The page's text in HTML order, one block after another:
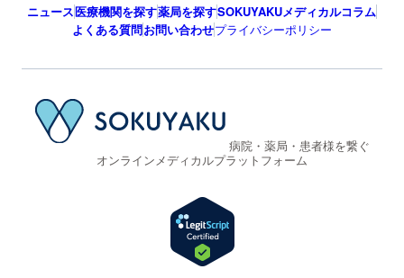
ニュース医療機関を探す薬局を探すSOKUYAKUメディカルコラム
よくある質問お問い合わせプライバシーポリシー
病院・薬局・患者様を繋ぐ
オンラインメディカルプラットフォーム